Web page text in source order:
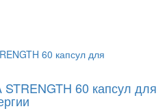
60 капсул для